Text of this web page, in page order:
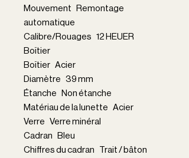
Mouvement Remontage
automatique
Calibre/Rouages 12 HEUER
Boîtier
Boîtier Acier
Diamètre 39 mm
Étanche Non étanche
Matériau de la lunette Acier
Verre Verre minéral
Cadran Bleu
Chiffres du cadran Trait / bâton